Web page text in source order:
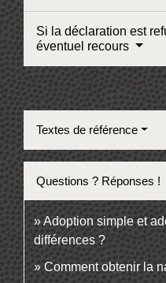
Si la déclaration est
éventuel recours
Textes de référence
Questions ? Réponses !
Adoption simple et
différences ?
Comment obtenir la